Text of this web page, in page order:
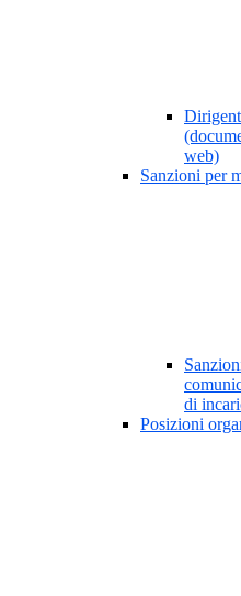
web)
Sanzioni per
di
Posizioni